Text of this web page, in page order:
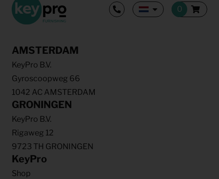
AMSTERDAM
KeyPro B.V.
Gyroscoopweg 66
1042 AC AMSTERDAM
GRONINGEN
KeyPro B.V.
Rigaweg 12
9723 TH GRONINGEN
KeyPro
Shop